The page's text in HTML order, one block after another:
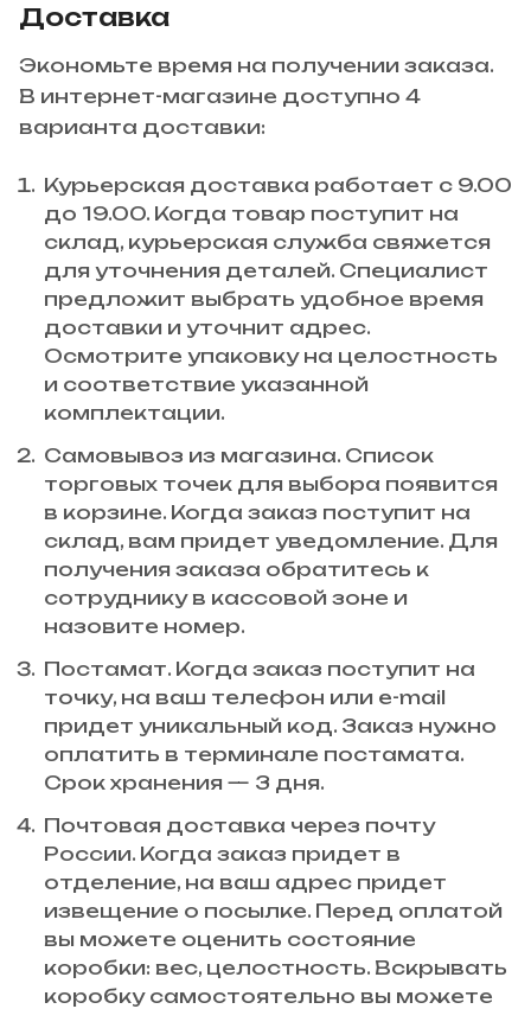
Доставка
Экономьте время на получении заказа.
В интернет-магазине доступно 4
варианта доставки:
Курьерская доставка работает с 9.00
до 19.00. Когда товар поступит на
склад, курьерская служба свяжется
для уточнения деталей. Специалист
предложит выбрать удобное время
доставки и уточнит адрес.
Осмотрите упаковку на целостность
и соответствие указанной
комплектации.
Самовывоз из магазина. Список
торговых точек для выбора появится
в корзине. Когда заказ поступит на
склад, вам придет уведомление. Для
получения заказа обратитесь к
сотруднику в кассовой зоне и
назовите номер.
Постамат. Когда заказ поступит на
точку, на ваш телефон или e-mail
придет уникальный код. Заказ нужно
оплатить в терминале постамата.
Срок хранения — 3 дня.
Почтовая доставка через почту
России. Когда заказ придет в
отделение, на ваш адрес придет
извещение о посылке. Перед оплатой
вы можете оценить состояние
коробки: вес, целостность. Вскрывать
коробку самостоятельно вы можете